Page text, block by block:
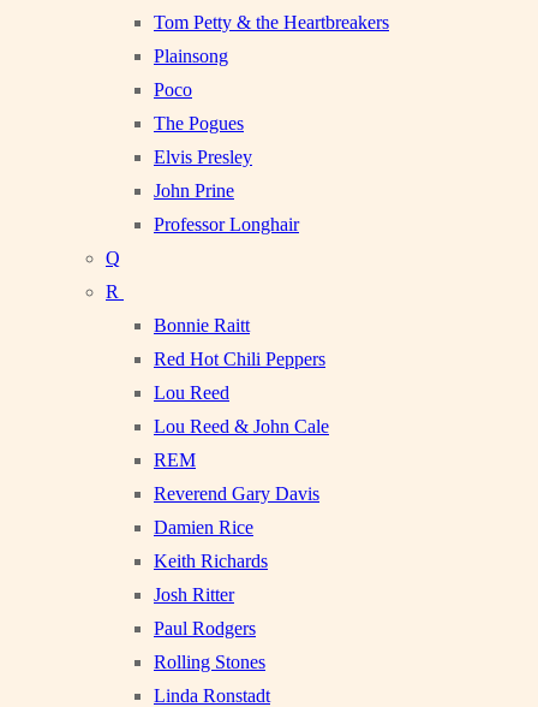
Tom Petty & the Heartbreakers
Plainsong
Poco
The Pogues
Elvis Presley
John Prine
Professor Longhair
Q
R
Bonnie Raitt
Red Hot Chili Peppers
Lou Reed
Lou Reed & John Cale
REM
Reverend Gary Davis
Damien Rice
Keith Richards
Josh Ritter
Paul Rodgers
Rolling Stones
Linda Ronstadt